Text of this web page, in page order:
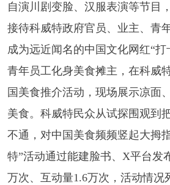
自演川剧变脸、汉服表演等节目
接待科威特政府官员、业主、青
成为远近闻名的中国文化网红“打
青年员工化身美食摊主，在科威
国美食推介活动，现场展示凉面
美食。科威特民众从试探围观到
不通，对中国美食频频竖起大拇
特”活动通过能建脸书、X平台发
万次、互动量1.6万次，活动情况